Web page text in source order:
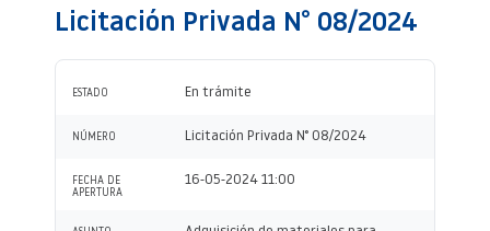
Licitación Privada N° 08/2024
ESTADO En trámite
NÚMERO Licitación Privada N° 08/2024
FECHA DE
APERTURA
16-05-2024 11:00